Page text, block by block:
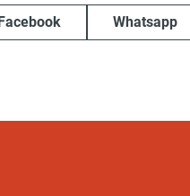
Whatsapp